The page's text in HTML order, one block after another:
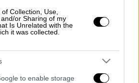
Collection, Use,
or Sharing of my
Is Unrelated with the
it was collected.
to enable storage
την αναφορά.
άμεσα με δική σας ευθύνη. Το
και τα προσβλητικά σχόλια θα